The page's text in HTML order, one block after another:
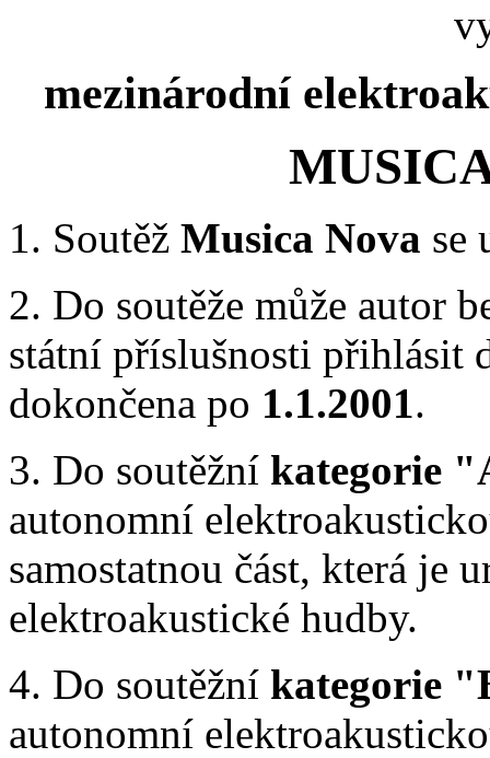
mezinárodní
1. Soutěž Musica Nova se
2. Do soutěže může autor
státní příslušnosti přihlásit
dokončena po 1.1.2001.
3. Do soutěžní kategorie
autonomní
samostatnou část, která je
elektroakustické hudby.
4. Do soutěžní kategorie
autonomní